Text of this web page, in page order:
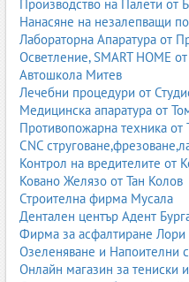
Основни видове:
Станции за R134a– за
Станции за R1234yf
Автоматични станции–
Термометри и
Климатичните системи
оборудване.
1.7. Оборудване за
Спирачните системи са
използват:
машини за
Производство на Палети от
Нанасяне на незалепващи
Лабораторна Апаратура от
Осветление, SMART HOME
Автошкола Митев
Лечебни процедури от
Медицинска апаратура от
Противопожарна техника от
CNC
Контрол на вредителите от
Ковано Желязо от Тан Колов
Строителна фирма Мусала
Дентален център Адент
Фирма за асфалтиране Лори
Озеленяване и Напоителни
Онлайн магазин за тениски